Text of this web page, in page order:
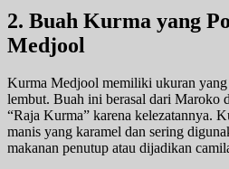
2. Buah Kurma yang
Medjool
Kurma Medjool memiliki ukuran yang
lembut. Buah ini berasal dari Maroko
“Raja Kurma” karena kelezatannya.
manis yang karamel dan sering
makanan penutup atau dijadikan